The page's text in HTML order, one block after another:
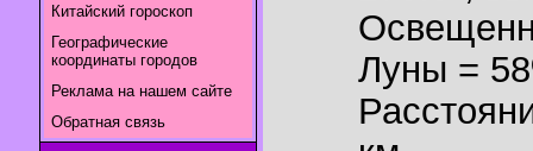
Китайский гороскоп
Географические
координаты городов
Реклама на нашем сайте
Обратная связь
Луны =